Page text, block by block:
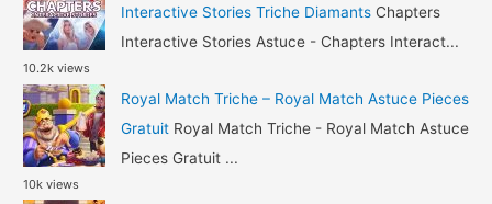
f
o
r
:
Interactive Stories Triche Diamants Chapters
Interactive Stories Astuce - Chapters Interact...
10.2k views
Royal Match Triche – Royal Match Astuce Pieces
Gratuit Royal Match Triche - Royal Match Astuce
Pieces Gratuit ...
10k views